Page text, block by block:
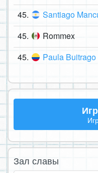
45. Santiago
45. Rommex
45. Paula Buitrago
Зал славы